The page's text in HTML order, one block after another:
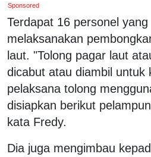
Sponsored
Terdapat 16 personel
melaksanakan
laut. "Tolong pagar laut
dicabut atau diambil untuk
pelaksana tolong
disiapkan berikut
kata Fredy.
Dia juga mengimbau